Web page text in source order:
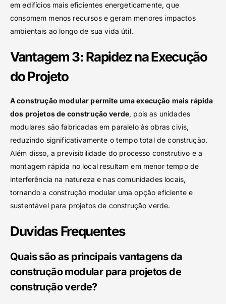
em edifícios mais eficientes energeticamente, que
consomem menos recursos e geram menores impactos
ambientais ao longo de sua vida útil.
Vantagem 3: Rapidez na Execução
do Projeto
A construção modular permite uma execução mais rápida
dos projetos de construção verde, pois as unidades
modulares são fabricadas em paralelo às obras civis,
reduzindo significativamente o tempo total de construção.
Além disso, a previsibilidade do processo construtivo e a
montagem rápida no local resultam em menor tempo de
interferência na natureza e nas comunidades locais,
tornando a construção modular uma opção eficiente e
sustentável para projetos de construção verde.
Duvidas Frequentes
Quais são as principais vantagens da
construção modular para projetos de
construção verde?